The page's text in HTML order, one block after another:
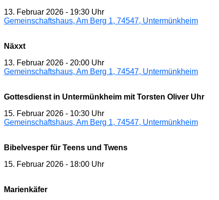
13. Februar 2026 - 19:30 Uhr
Gemeinschaftshaus, Am Berg 1, 74547, Untermünkheim
Näxxt
13. Februar 2026 - 20:00 Uhr
Gemeinschaftshaus, Am Berg 1, 74547, Untermünkheim
Gottesdienst in Untermünkheim mit Torsten Oliver Uhr
15. Februar 2026 - 10:30 Uhr
Gemeinschaftshaus, Am Berg 1, 74547, Untermünkheim
Bibelvesper für Teens und Twens
15. Februar 2026 - 18:00 Uhr
Marienkäfer